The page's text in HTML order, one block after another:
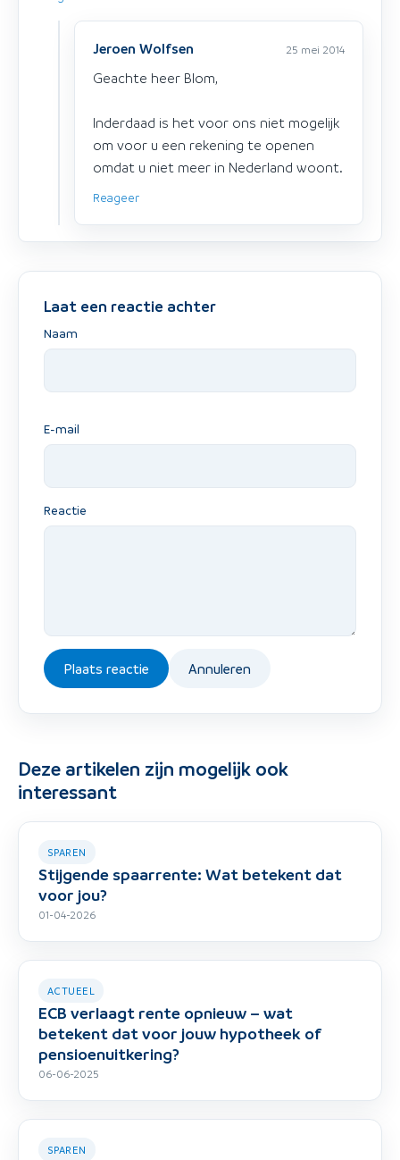
Jeroen Wolfsen 25 mei 2014
Geachte heer Blom,
Inderdaad is het voor ons niet mogelijk
om voor u een rekening te openen
omdat u niet meer in Nederland woont.
Reageer
Laat een reactie achter
Naam
E-mail
Reactie
Plaats reactie Annuleren
Deze artikelen zijn mogelijk ook
interessant
SPAREN
Stijgende spaarrente: Wat betekent dat
voor jou?
01-04-2026
ACTUEEL
ECB verlaagt rente opnieuw – wat
betekent dat voor jouw hypotheek of
pensioenuitkering?
06-06-2025
SPAREN